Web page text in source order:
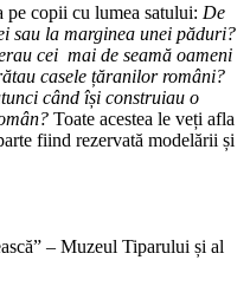
copii cu lumea satului: De
sau la marginea unei păduri?
cei mai de seamă oameni
casele țăranilor români?
când își construiau o
Toate acestea le veți afla
fiind rezervată modelării și
– Muzeul Tiparului și al